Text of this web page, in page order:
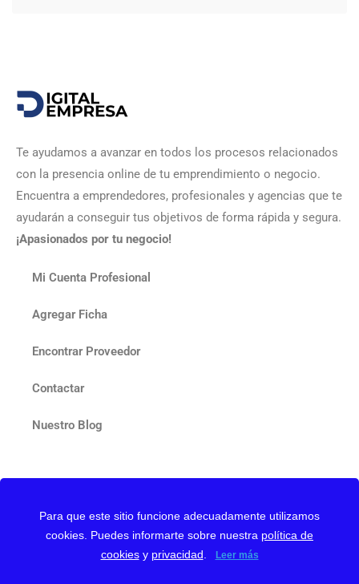
Te ayudamos a avanzar en todos los procesos relacionados
con la presencia online de tu emprendimiento o negocio.
Encuentra a emprendedores, profesionales y agencias que te
ayudarán a conseguir tus objetivos de forma rápida y segura.
¡Apasionados por tu negocio!
Mi Cuenta Profesional
Agregar Ficha
Encontrar Proveedor
Contactar
Nuestro Blog
Web protegida con reCAPTCHA y GooglePrivacy Policy
Terms of Service
Para que este sitio funcione adecuadamente utilizamos
cookies. Puedes informarte sobre nuestra política de
cookiesy privacidad Leer más